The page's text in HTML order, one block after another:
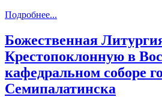
Подробнее...
Божественная
Крестопоклонную в
кафедральном соборе
Семипалатинска